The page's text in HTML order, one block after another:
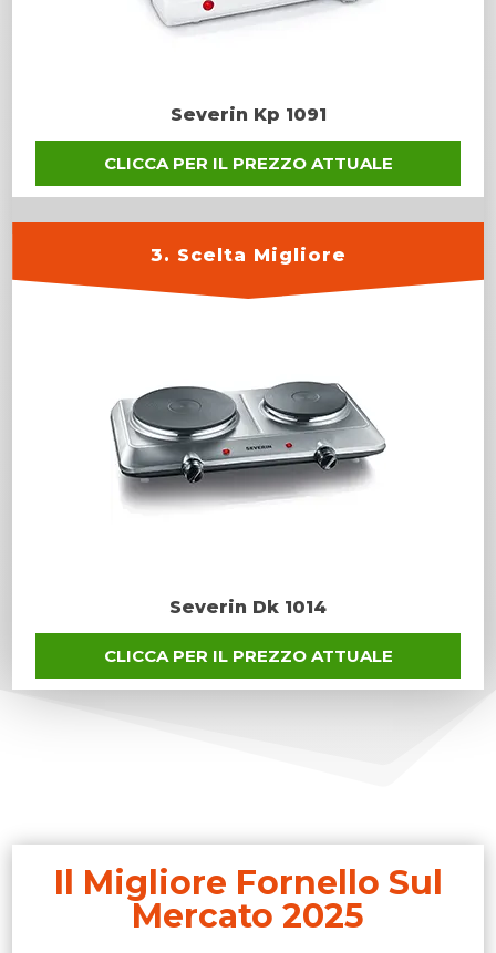
Severin Kp 1091
CLICCA PER IL PREZZO ATTUALE
3. Scelta Migliore
Severin Dk 1014
CLICCA PER IL PREZZO ATTUALE
Il Migliore Fornello Sul
Mercato 2025